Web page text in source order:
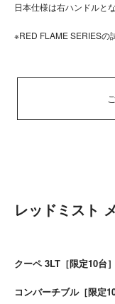
日本仕様は右ハンドルとな
※RED FLAME SERIESの
レッドミスト
クーペ 3LT［限定10台
コンバーチブル［限定10